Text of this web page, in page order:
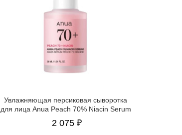
Увлажняющая персиковая сыворотка
для лица Anua Peach 70% Niacin Serum
2 075 ₽